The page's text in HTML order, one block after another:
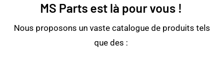
MS Parts est là pour vous !
Nous proposons un vaste catalogue de produits tels
que des :